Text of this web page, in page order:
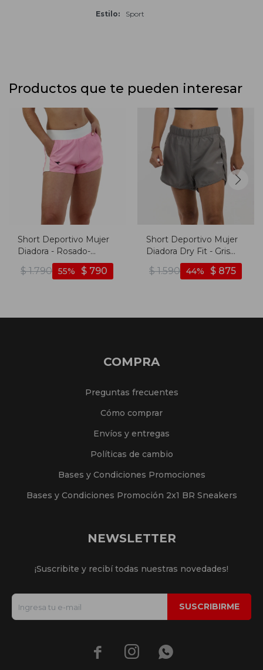
Estilo Sport
Productos que te pueden interesar
Short Deportivo Mujer
Diadora - Rosado-
$ 1.790 $ 790
55
Short Deportivo Mujer
Diadora Dry Fit - Gris
$ 1.590 $ 875
44
COMPRA
Preguntas frecuentes
Cómo comprar
Envíos y entregas
Políticas de cambio
Bases y Condiciones Promociones
Bases y Condiciones Promoción 2x1 BR Sneakers
NEWSLETTER
¡Suscribite y recibí todas nuestras novedades!
SUSCRIBIRME
  